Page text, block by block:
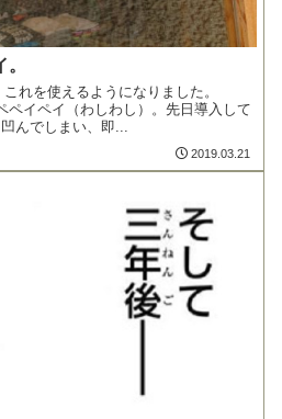
れを使えるようになりました。
ペイペイ（わしわし）。先日導入して
んでしまい、即...
2019.03.21